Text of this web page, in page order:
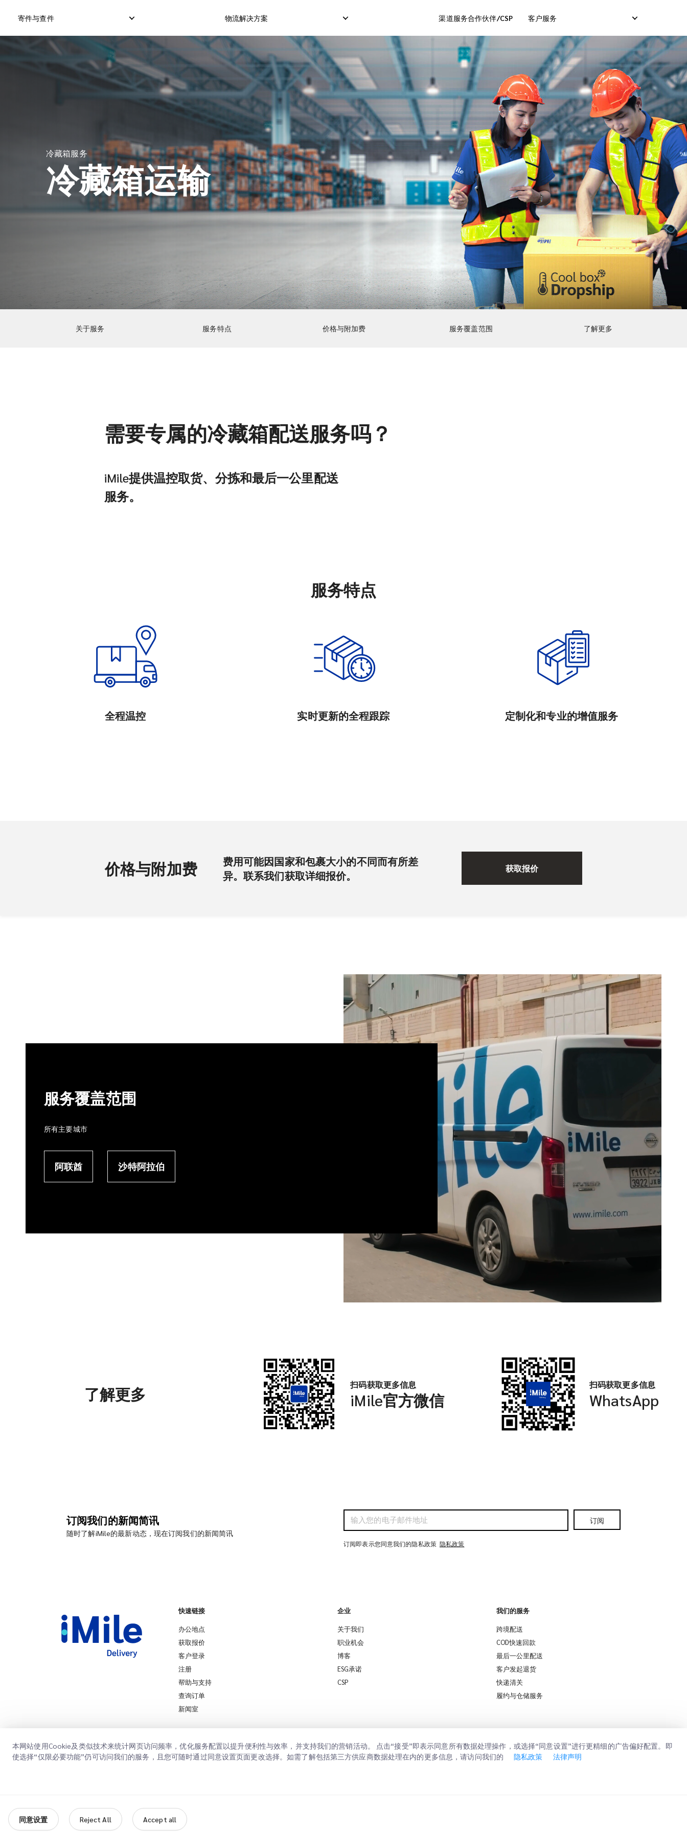
寄件与查件 物流解决方案
国际直邮服务 逆向订单
退件管理
仓储服务
订单履行交付
冷藏箱运输 COD服务（货到付款服务）
POS服务（POS机刷卡服务）
OTP服务（短信验证码服务）
转运打包
市场配送模式
定制化配送模式
渠道服务合作伙伴/CSP 客户服务
冷藏箱服务
冷藏箱运输
关于服务 服务特点 价格与附加费 服务覆盖范围 了解更多
需要专属的冷藏箱配送服务吗？
iMile提供温控取货、分拣和最后一公里配送
服务。
服务特点
全程温控 实时更新的全程跟踪 定制化和专业的增值服务
价格与附加费
费用可能因国家和包裹大小的不同而有所差
异。联系我们获取详细报价。
获取报价
服务覆盖范围
所有主要城市
阿联酋 沙特阿拉伯
了解更多 扫码获取更多信息
iMile官方微信
扫码获取更多信息
WhatsApp
订阅我们的新闻简讯
随时了解iMile的最新动态，现在订阅我们的新闻简讯
订阅
订阅即表示您同意我们的隐私政策 隐私政策
快速链接
办公地点
获取报价
客户登录
注册
帮助与支持
查询订单
新闻室
企业
关于我们
职业机会
博客
ESG承诺
CSP
我们的服务
跨境配送
COD快速回款
最后一公里配送
客户发起退货
快递清关
履约与仓储服务
本网站使用Cookie及类似技术来统计网页访问频率，优化服务配置以提升便利性与效率，并支持我们的营销活动。 点击“接受”即表示同意所有数据处理操作，或选择“同意设置”进行更精细的广告偏好配置。即
使选择“仅限必要功能”仍可访问我们的服务，且您可随时通过同意设置页面更改选择。如需了解包括第三方供应商数据处理在内的更多信息，请访问我们的
隐私政策 法律声明
同意设置 Reject All Accept all
iMile Chat